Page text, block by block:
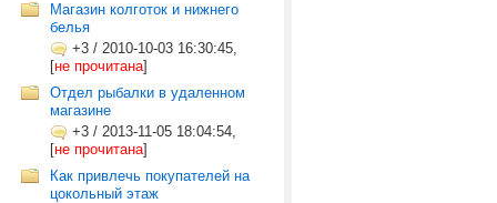
Магазин колготок и нижнего
белья
+3 / 2010-10-03 16:30:45,
[не прочитана]
Отдел рыбалки в удаленном
магазине
+3 / 2013-11-05 18:04:54,
[не прочитана]
Как привлечь покупателей на
цокольный этаж